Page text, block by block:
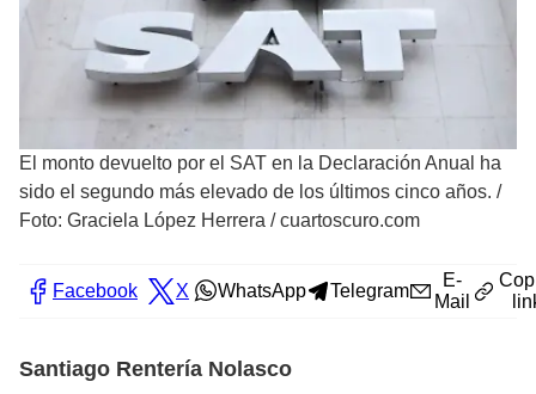
El monto devuelto por el SAT en la Declaración Anual ha
sido el segundo más elevado de los últimos cinco años. /
Foto: Graciela López Herrera / cuartoscuro.com
Facebook X WhatsApp Telegram
E-
Mail
Santiago Rentería Nolasco